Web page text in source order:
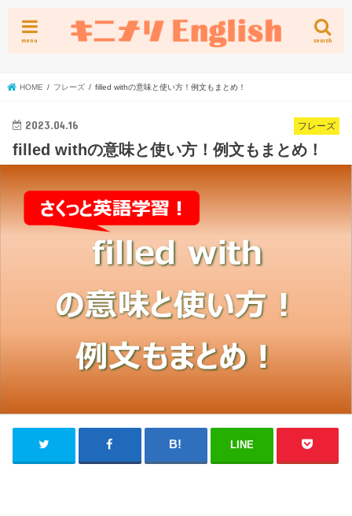
search
menu
HOME フレーズ filled withの意味と使い方！例文もまとめ！
フレーズ
2023.04.16
filled withの意味と使い方！例文もまとめ！
LINE